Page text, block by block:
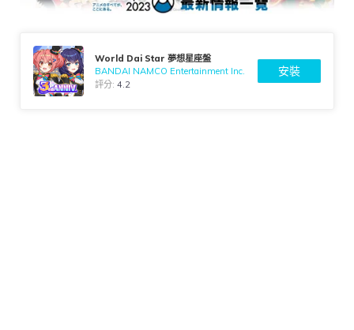
World Dai Star 夢想星座盤
BANDAI NAMCO Entertainment Inc.
評分:4.2
安裝